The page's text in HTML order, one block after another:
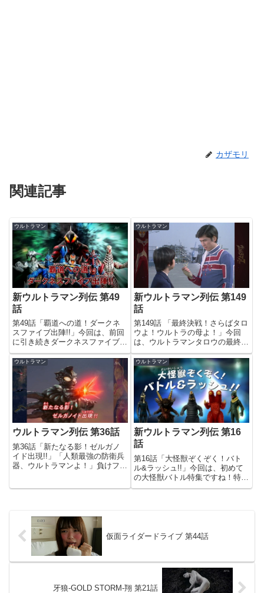
カザモリ
関連記事
ウルトラマン
新ウルトラマン列伝 第49
話
第49話「覇道への道！ダークネ
スファイブ出陣!!」今回は、前回
に引き続きダークネスファイブが
大怪獣ラッシュの世界をナビゲー
ト。前回はマグマ星人とガッツ星
人を紹介したところで放送時間が
なくなってしまったので、今回は
バルタン星人の紹介から。まさ...
ウルトラマン
新ウルトラマン列伝 第149
話
第149話 「最終決戦！さらばタロ
ウよ！ウルトラの母よ！」今回
は、ウルトラマンタロウの最終回
を放送。というか、列伝でタロウ
の回を再放送するのって、実はこ
れが初めてじゃ…バードン3部作
を総集編で放送したことはあった
けど…(苦笑)今回のナビゲー...
ウルトラマン
ウルトラマン列伝 第36話
第36話「新たなる影！ゼルガノ
イド出現!!」「人類最強の防衛兵
器、ウルトラマンよ！」負けフラ
ウルトラマン
新ウルトラマン列伝 第16
話
第16話「大怪獣ぞくぞく！バト
ル&ラッシュ!!」今回は、初めて
の大怪獣バトル特集ですね！特集
は初めてですが、旧列伝で「VS
仮面ライダードライブ 第44話
牙狼-GOLD STORM-翔 第21話